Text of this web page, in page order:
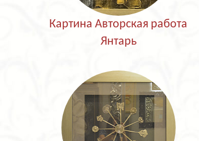
Картина Авторская работа
Янтарь